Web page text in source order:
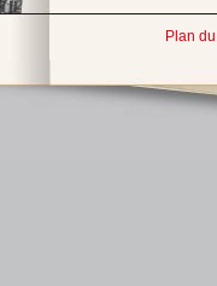
Plan